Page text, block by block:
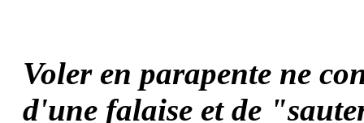
Voler en parapente ne
d'une falaise et de